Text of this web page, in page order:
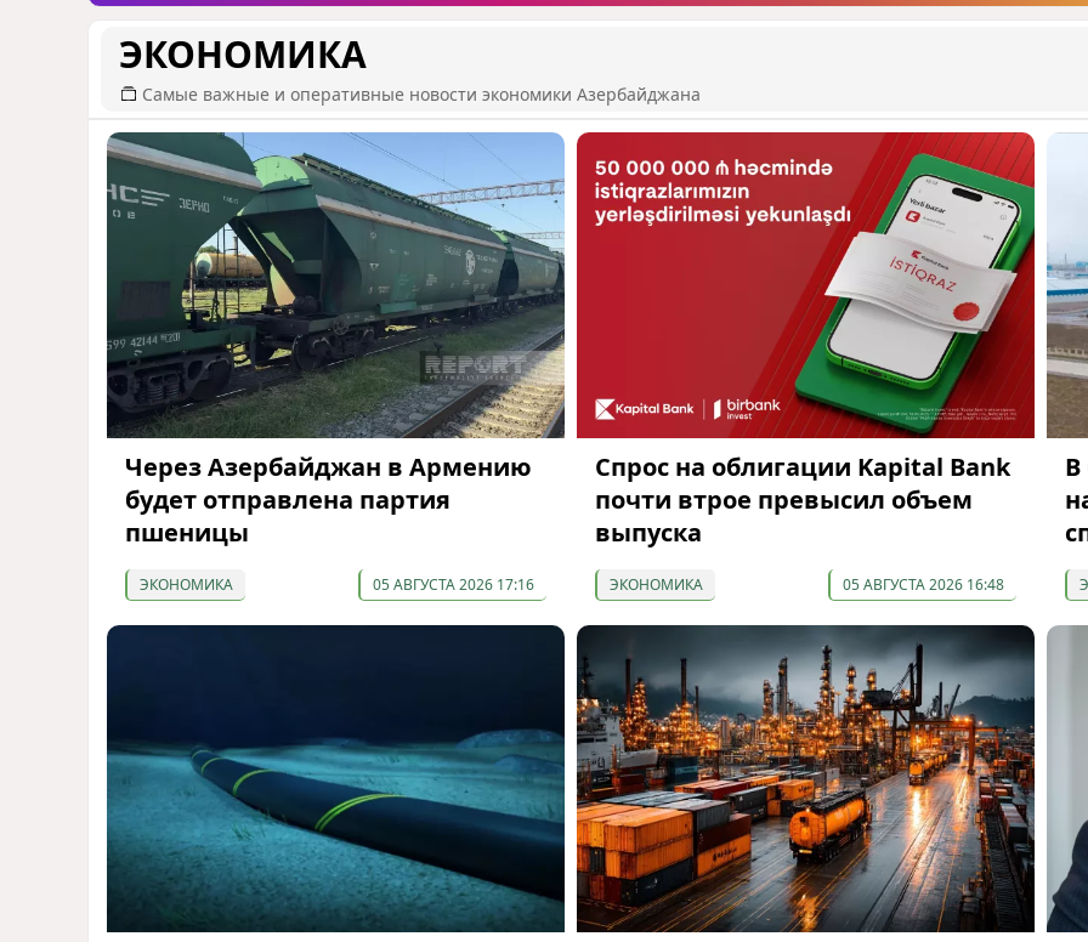
ЭКОНОМИКА
Самые важные и оперативные новости экономики Азербайджана
Через Азербайджан в Армению
будет отправлена партия
пшеницы
ЭКОНОМИКА 05 АВГУСТА 2026 17:16
Спрос на облигации Kapital Bank
почти втрое превысил объем
выпуска
ЭКОНОМИКА 05 АВГУСТА 2026 16:48
В